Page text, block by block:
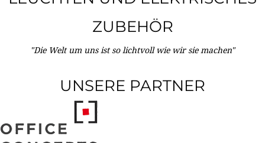
ZUBEHÖR
"Die Welt um uns ist so lichtvoll wie wir sie machen"
UNSERE PARTNER